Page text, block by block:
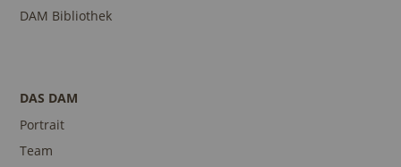
DAM Bibliothek
DAS DAM
Portrait
Team